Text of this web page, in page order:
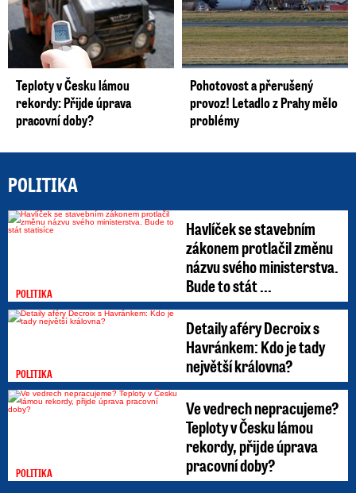
Teploty v Česku lámou
rekordy: Přijde úprava
pracovní doby?
Pohotovost a přerušený
provoz! Letadlo z Prahy mělo
problémy
POLITIKA
POLITIKA
Havlíček se stavebním
zákonem protlačil změnu
názvu svého ministerstva.
Bude to stát ...
POLITIKA
Detaily aféry Decroix s
Havránkem: Kdo je tady
největší královna?
POLITIKA
Ve vedrech nepracujeme?
Teploty v Česku lámou
rekordy, přijde úprava
pracovní doby?